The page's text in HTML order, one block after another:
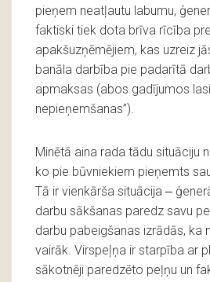
pieņem neatļautu labumu,
faktiski tiek dota brīva rīcība
apakšuzņēmējiem, kas uzreiz
banāla darbība pie padarītā
apmaksas (abos gadījumos
nepieņemšanas”).
Minētā aina rada tādu situāciju
ko pie būvniekiem pieņemts
Tā ir vienkārša situācija ‒
darbu sākšanas paredz savu
darbu pabeigšanas izrādās, ka
vairāk. Virspeļņa ir starpība ar
sākotnēji paredzēto peļņu un